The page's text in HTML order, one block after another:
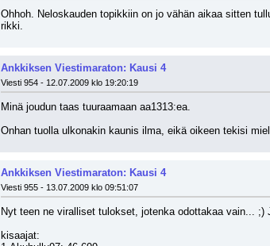
Ohhoh. Neloskauden topikkiin on jo vähän aikaa sitten
rikki.
Ankkiksen Viestimaraton: Kausi 4
Viesti 954 - 12.07.2009 klo 19:20:19
Minä joudun taas tuuraamaan aa1313:ea.
Onhan tuolla ulkonakin kaunis ilma, eikä oikeen tekisi
Ankkiksen Viestimaraton: Kausi 4
Viesti 955 - 13.07.2009 klo 09:51:07
Nyt teen ne viralliset tulokset, jotenka odottakaa vain...
kisaajat: